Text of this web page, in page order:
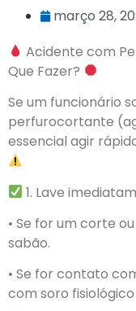
março 28,
Acidente com
Que Fazer?
Se um funcionário
perfurocortante
essencial agir
1. Lave
• Se for um corte
sabão.
• Se for contato
com soro